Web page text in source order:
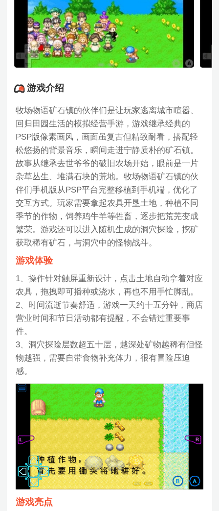
游戏介绍
牧场物语矿石镇的伙伴们是让玩家逃离城市喧嚣、
回归田园生活的模拟经营手游，游戏继承经典的
PSP版像素画风，画面虽复古但精致耐看，搭配轻
松悠扬的背景音乐，瞬间走进宁静质朴的矿石镇。
故事从继承去世爷爷的破旧农场开始，眼前是一片
杂草丛生、堆满石块的荒地。牧场物语矿石镇的伙
伴们手机版从PSP平台完整移植到手机端，优化了
交互方式。玩家需要拿起农具开垦土地，种植不同
季节的作物，饲养鸡牛羊等牲畜，逐步把荒芜变成
繁荣。游戏还可以进入随机生成的洞穴探险，挖矿
获取稀有矿石，与洞穴中的怪物战斗。
游戏体验
1、操作针对触屏重新设计，点击土地自动拿着对应
农具，拖拽即可播种或浇水，再也不用手忙脚乱。
2、时间流逝节奏舒适，游戏一天约十五分钟，商店
营业时间和节日活动都有提醒，不会错过重要事
件。
3、洞穴探险层数超五十层，越深处矿物越稀有但怪
物越强，需要自带食物补充体力，很有冒险压迫
感。
游戏亮点